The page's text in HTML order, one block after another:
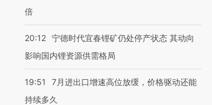
倍
20:12 宁德时代宜春锂矿仍处停产状态 其动向
影响国内锂资源供需格局
19:51
7月进出口增速高位放缓，价格驱动还能
持续多久